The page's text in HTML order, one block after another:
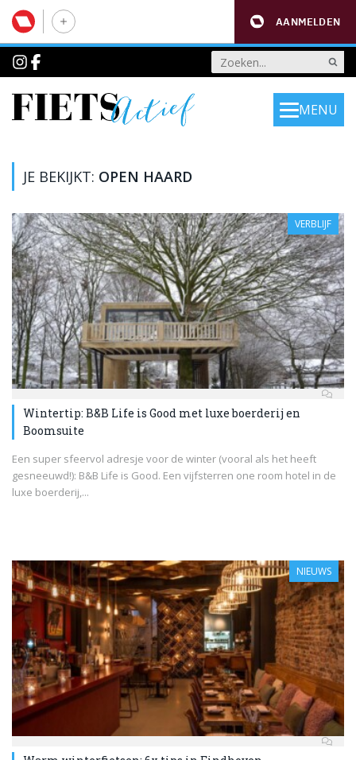
AANMELDEN
MENU
JE BEKIJKT: OPEN HAARD
VERBLIJF
Wintertip: B&B Life is Good met luxe boerderij en
Boomsuite
Een super sfeervol adresje voor de winter (vooral als het heeft
gesneeuwd!): B&B Life is Good. Een vijfsterren one room hotel in de
luxe boerderij,...
NIEUWS